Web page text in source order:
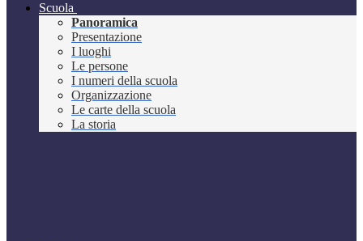
Scuola
Panoramica
Presentazione
I luoghi
Le persone
I numeri della scuola
Organizzazione
Le carte della scuola
La storia